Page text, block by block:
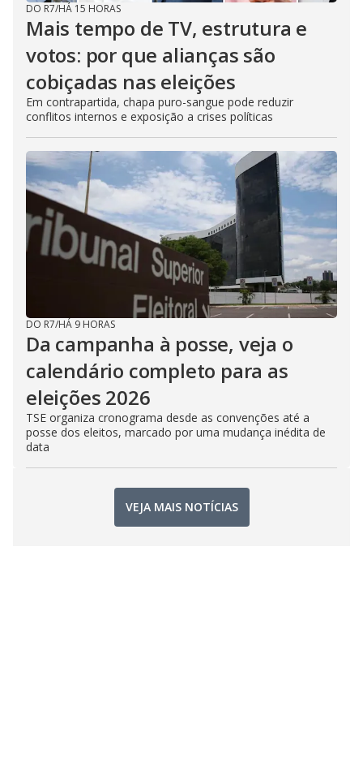
DO R7/HÁ 15 HORAS
Mais tempo de TV, estrutura e
votos: por que alianças são
cobiçadas nas eleições
Em contrapartida, chapa puro-sangue pode reduzir
conflitos internos e exposição a crises políticas
DO R7/HÁ 9 HORAS
Da campanha à posse, veja o
calendário completo para as
eleições 2026
TSE organiza cronograma desde as convenções até a
posse dos eleitos, marcado por uma mudança inédita de
data
VEJA MAIS NOTÍCIAS